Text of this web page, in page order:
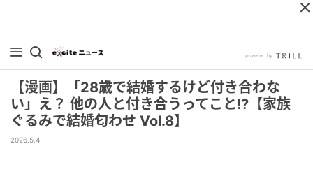
【漫画】「28歳で結婚するけど付き合わな
い」え？ 他の人と付き合うってこと!?【家族
ぐるみで結婚匂わせ Vol.8】
2026.5.4